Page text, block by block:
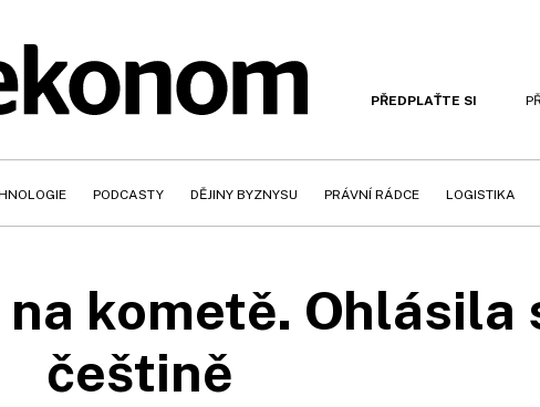
PŘEDPLAŤTE SI
PODCASTY DĚJINY BYZNYSU PRÁVNÍ RÁDCE LOGISTIKA
kometě. Ohlásila
češtině